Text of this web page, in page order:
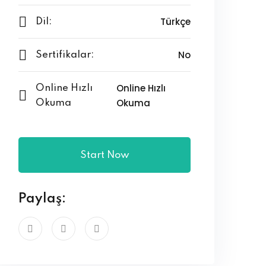
Dil: Türkçe
Sertifikalar: No
Online Hızlı
Okuma
Online Hızlı
Okuma
Start Now
Paylaş: